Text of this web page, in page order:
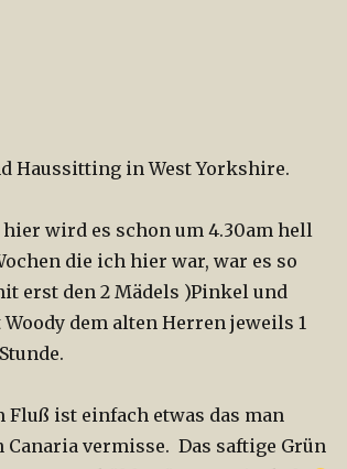
Haussitting in West Yorkshire.
wird es schon um 4.30am hell
die ich hier war, war es so
erst den 2 Mädels )Pinkel und
dem alten Herren jeweils 1
Fluß ist einfach etwas das man
vermisse. Das saftige Grün